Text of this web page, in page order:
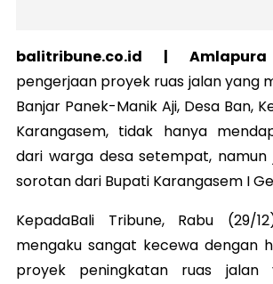
balitribune.co.id |
pengerjaan proyek ruas jalan yang
Banjar Panek-Manik Aji, Desa Ban,
Karangasem, tidak hanya
dari warga desa setempat,
sorotan dari Bupati Karangasem I
KepadaBali Tribune, Rabu (29/
mengaku sangat kecewa dengan
proyek peningkatan ruas jalan